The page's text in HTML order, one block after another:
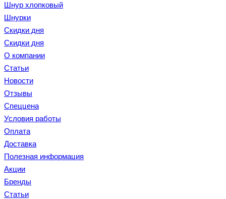
Шнур хлопковый
Шнурки
Скидки дня
Скидки дня
О компании
Статьи
Новости
Отзывы
Спеццена
Условия работы
Оплата
Доставка
Полезная информация
Акции
Бренды
Статьи